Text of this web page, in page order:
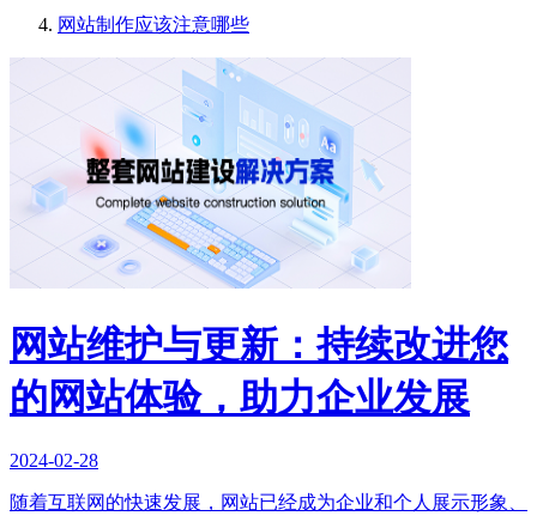
网站制作应该注意哪些
网站维护与更新：持续改进您
的网站体验，助力企业发展
2024-02-28
随着互联网的快速发展，网站已经成为企业和个人展示形象、